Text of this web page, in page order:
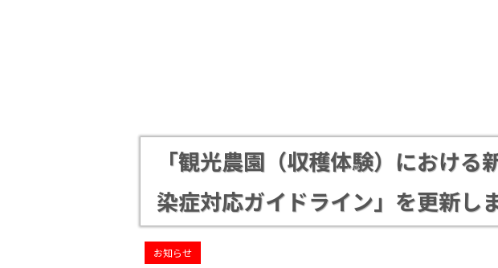
「観光農園（収穫体験）におけ
染症対応ガイドライン」を更新し
お知らせ